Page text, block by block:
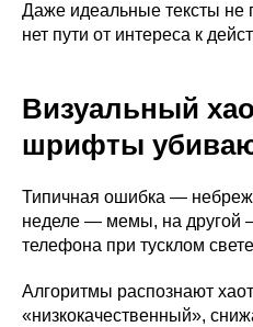
Даже идеальные тексты не
нет пути от интереса к
Визуальный
шрифты
Типичная ошибка —
неделе — мемы, на другой
телефона при тусклом
Алгоритмы распознают
«низкокачественный»,